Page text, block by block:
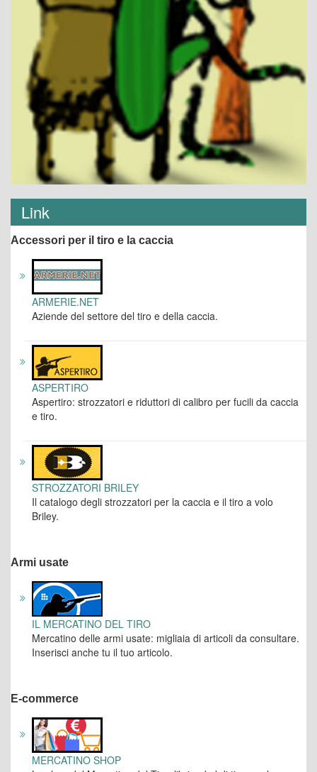
Link
Accessori per il tiro e la caccia
ARMERIE.NET
Aziende del settore del tiro e della caccia.
ASPERTIRO
Aspertiro: strozzatori e riduttori di calibro per fucili da caccia
e tiro.
STROZZATORI BRILEY
Il catalogo degli strozzatori per la caccia e il tiro a volo
Briley.
Armi usate
IL MERCATINO DEL TIRO
Mercatino delle armi usate: migliaia di articoli da consultare.
Inserisci anche tu il tuo articolo.
E-commerce
MERCATINO SHOP